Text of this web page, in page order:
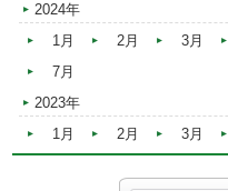
2024年
1月
2月 3月
7月
2023年
1月
2月 3月